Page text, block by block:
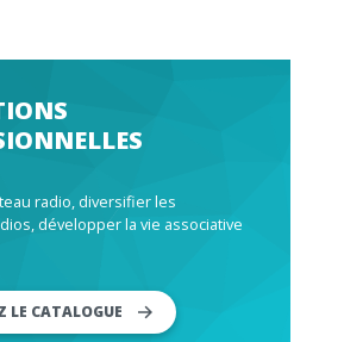
radio, diversifier les
développer la vie associative
LE CATALOGUE